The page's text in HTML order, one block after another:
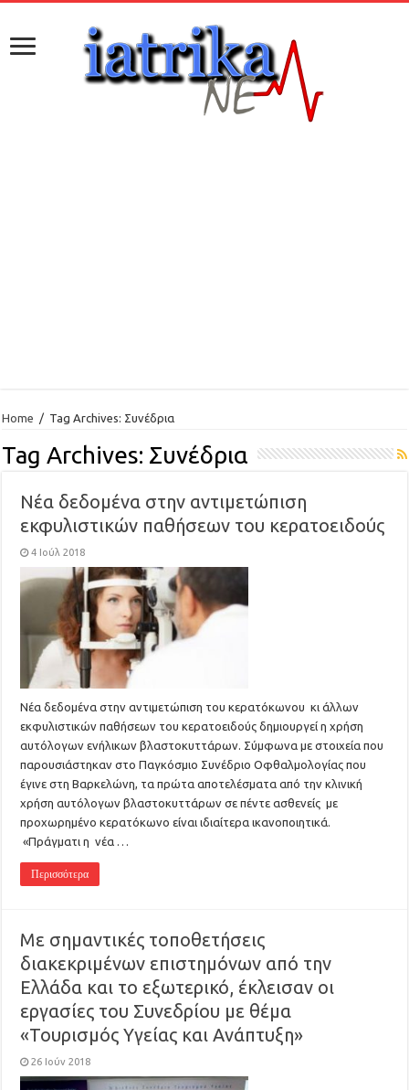
Home / Tag Archives: Συνέδρια
Tag Archives: Συνέδρια
Νέα δεδομένα στην αντιμετώπιση
εκφυλιστικών παθήσεων του κερατοειδούς
4 Ιούλ 2018
Νέα δεδομένα στην αντιμετώπιση του κερατόκωνου κι άλλων
εκφυλιστικών παθήσεων του κερατοειδούς δημιουργεί η χρήση
αυτόλογων ενήλικων βλαστοκυττάρων. Σύμφωνα με στοιχεία που
παρουσιάστηκαν στο Παγκόσμιο Συνέδριο Οφθαλμολογίας που
έγινε στη Βαρκελώνη, τα πρώτα αποτελέσματα από την κλινική
χρήση αυτόλογων βλαστοκυττάρων σε πέντε ασθενείς με
προχωρημένο κερατόκωνο είναι ιδιαίτερα ικανοποιητικά.
«Πράγματι η νέα …
Περισσότερα
Με σημαντικές τοποθετήσεις
διακεκριμένων επιστημόνων από την
Ελλάδα και το εξωτερικό, έκλεισαν οι
εργασίες του Συνεδρίου με θέμα
«Τουρισμός Υγείας και Ανάπτυξη»
26 Ιούν 2018